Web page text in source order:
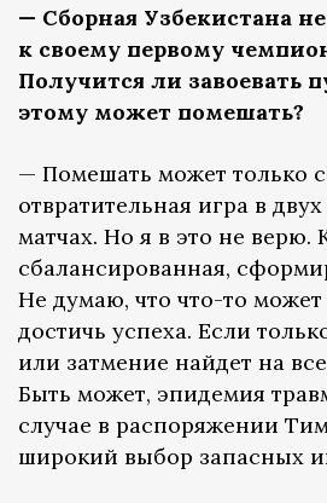
— Сборная Узбекистана
к своему первому
Получится ли завоевать
этому может помешать?
— Помешать может только
отвратительная игра в
матчах. Но я в это не верю.
сбалансированная,
Не думаю, что что-то
достичь успеха. Если
или затмение найдет на
Быть может, эпидемия
случае в распоряжении
широкий выбор запасных